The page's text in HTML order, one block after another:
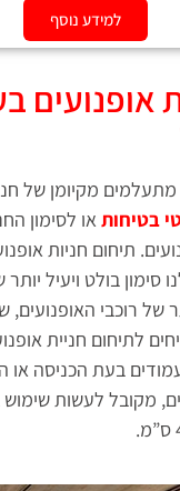
למידע נוסף
אופנועים
מקיומן של
בטיחותאו לסימון
תיחום חניות
סימון בולט ויעיל
של רוכבי
לתיחום חניית
בעת הכניסה או
מקובל לעשות שימוש